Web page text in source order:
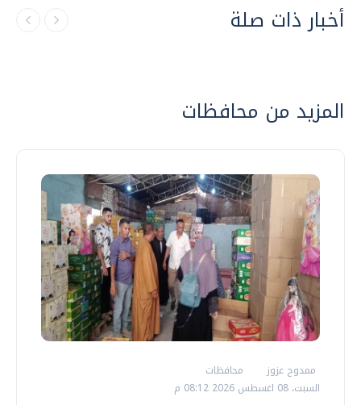
أخبار ذات صلة
المزيد من محافظات
ممدوح عزوز
محافظات
السبت، 08 اغسطس 2026 08:12 م